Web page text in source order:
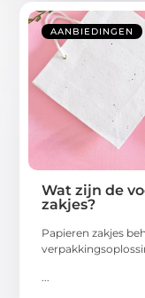
AANBIEDINGEN
Wat zijn de
zakjes?
Papieren zakjes
...